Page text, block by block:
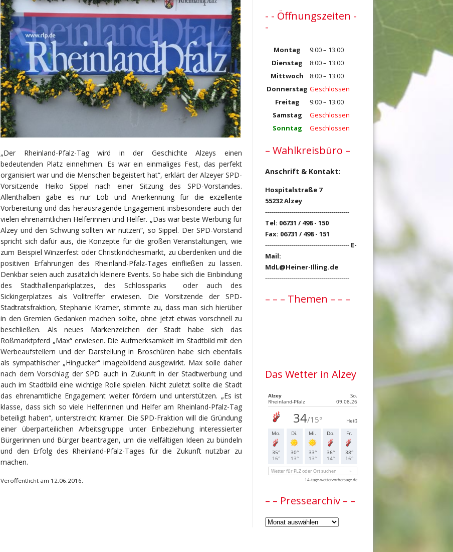
„Der Rheinland-Pfalz-Tag wird in der Geschichte Alzeys einen
bedeutenden Platz einnehmen. Es war ein einmaliges Fest, das perfekt
organisiert war und die Menschen begeistert hat“, erklärt der Alzeyer SPD-
Vorsitzende Heiko Sippel nach einer Sitzung des SPD-Vorstandes.
Allenthalben gäbe es nur Lob und Anerkennung für die exzellente
Vorbereitung und das herausragende Engagement insbesondere auch der
vielen ehrenamtlichen Helferinnen und Helfer. „Das war beste Werbung für
Alzey und den Schwung sollten wir nutzen“, so Sippel. Der SPD-Vorstand
spricht sich dafür aus, die Konzepte für die großen Veranstaltungen, wie
zum Beispiel Winzerfest oder Christkindchesmarkt, zu überdenken und die
positiven Erfahrungen des Rheinland-Pfalz-Tages einfließen zu lassen.
Denkbar seien auch zusätzlich kleinere Events. So habe sich die Einbindung
des Stadthallenparkplatzes, des Schlossparks oder auch des
Sickingerplatzes als Volltreffer erwiesen. Die Vorsitzende der SPD-
Stadtratsfraktion, Stephanie Kramer, stimmte zu, dass man sich hierüber
in den Gremien Gedanken machen sollte, ohne jetzt etwas vorschnell zu
beschließen. Als neues Markenzeichen der Stadt habe sich das
Roßmarktpferd „Max“ erwiesen. Die Aufmerksamkeit im Stadtbild mit den
Werbeaufstellern und der Darstellung in Broschüren habe sich ebenfalls
als sympathischer „Hingucker“ imagebildend ausgewirkt. Max solle daher
nach dem Vorschlag der SPD auch in Zukunft in der Stadtwerbung und
auch im Stadtbild eine wichtige Rolle spielen. Nicht zuletzt sollte die Stadt
das ehrenamtliche Engagement weiter fördern und unterstützen. „Es ist
klasse, dass sich so viele Helferinnen und Helfer am Rheinland-Pfalz-Tag
beteiligt haben“, unterstreicht Kramer. Die SPD-Fraktion will die Gründung
einer überparteilichen Arbeitsgruppe unter Einbeziehung interessierter
Bürgerinnen und Bürger beantragen, um die vielfältigen Ideen zu bündeln
und den Erfolg des Rheinland-Pfalz-Tages für die Zukunft nutzbar zu
machen.
Veröffentlicht am 12.06.2016.
- - Öffnungszeiten -
-
Montag
9:00 – 13:00
Dienstag
8:00 – 13:00
Mittwoch
8:00 – 13:00
Donnerstag Geschlossen
Freitag
9:00 – 13:00
Samstag
Geschlossen
Sonntag
Geschlossen
– Wahlkreisbüro –
Anschrift & Kontakt:
Hospitalstraße 7
55232 Alzey
------------------------------------------
Tel: 06731 / 498 - 150
Fax: 06731 / 498 - 151
------------------------------------------ E-
Mail:
MdL@Heiner-Illing.de
------------------------------------------
– – – Themen – – –
Das Wetter in Alzey
– – Pressearchiv – –